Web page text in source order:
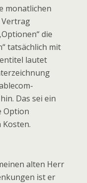
monatlichen
Vertrag
die
tatsächlich mit
lautet
Das sei ein
Option
alten Herr
ist er